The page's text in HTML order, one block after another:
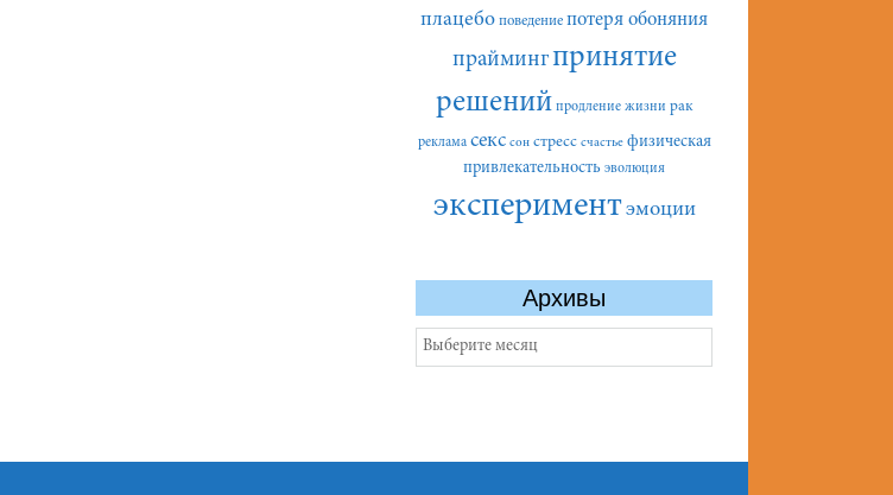
плацебо поведение потеря обоняния
праймингпринятие
решений продление жизни рак
реклама секс сон стресс счастье физическая
привлекательность эволюция
экспериментэмоции
Архивы
Архивы